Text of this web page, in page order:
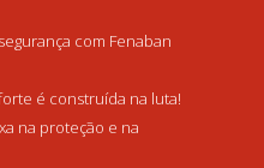
com Fenaban
é construída na luta!
na proteção e na